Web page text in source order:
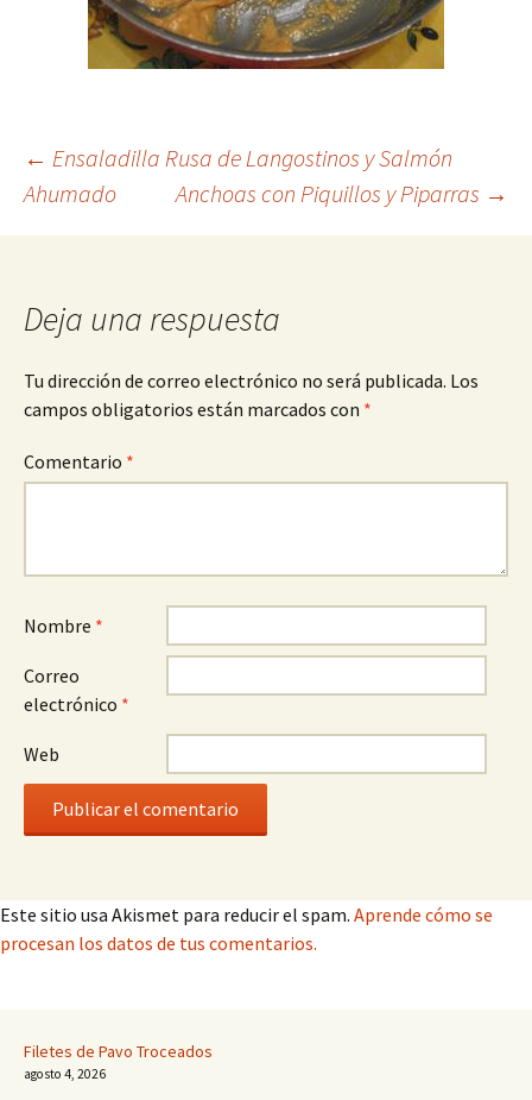
Navegación
de
entradas
← Ensaladilla Rusa de Langostinos y Salmón
Ahumado
Anchoas con Piquillos y Piparras →
Deja una respuesta
Tu dirección de correo electrónico no será publicada. Los
campos obligatorios están marcados con *
Comentario *
Nombre *
Correo
electrónico *
Web
Este sitio usa Akismet para reducir el spam. Aprende cómo se
procesan los datos de tus comentarios.
Filetes de Pavo Troceados
agosto 4, 2026